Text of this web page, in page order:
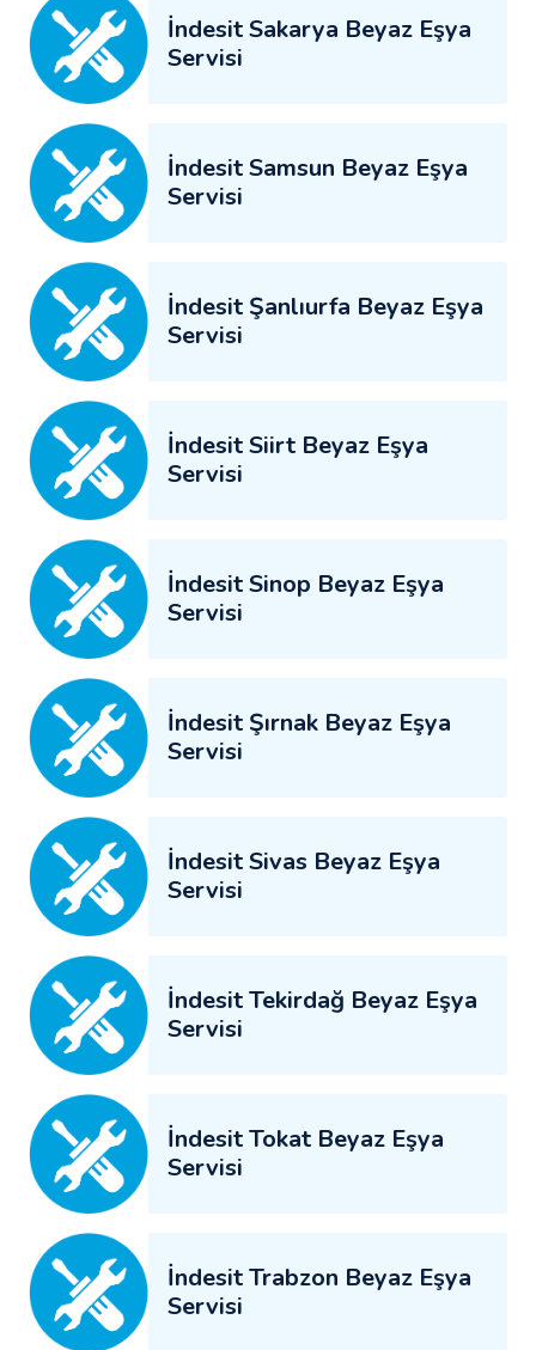
İndesit Sakarya Beyaz Eşya
Servisi
İndesit Samsun Beyaz Eşya
Servisi
İndesit Şanlıurfa Beyaz Eşya
Servisi
İndesit Siirt Beyaz Eşya
Servisi
İndesit Sinop Beyaz Eşya
Servisi
İndesit Şırnak Beyaz Eşya
Servisi
İndesit Sivas Beyaz Eşya
Servisi
İndesit Tekirdağ Beyaz Eşya
Servisi
İndesit Tokat Beyaz Eşya
Servisi
İndesit Trabzon Beyaz Eşya
Servisi